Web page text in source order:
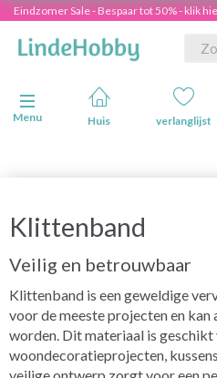
Eindzomer Sale - Bespaar tot 50% - klik
Navigatie in-/uitschakelen
Menu
Huis verlanglijst
Klittenband
Veilig en betrouwbaar
Klittenband is een geweldige
voor de meeste projecten en
worden. Dit materiaal is
woondecoratieprojecten,